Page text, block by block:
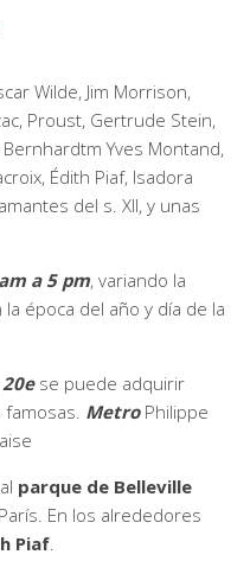
Wilde, Jim Morrison,
Proust, Gertrude Stein,
Yves Montand,
Édith Piaf, Isadora
del s. XII, y unas
a 5 pm, variando la
época del año y día de la
se puede adquirir
MetroPhilippe
parque de Belleville
En los alrededores
Piaf